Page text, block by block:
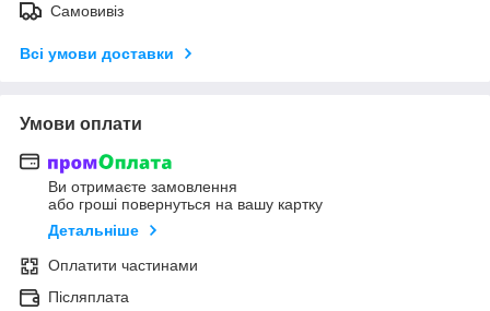
Самовивіз
Всі умови доставки
Умови оплати
Ви отримаєте замовлення
або гроші повернуться на вашу картку
Детальніше
Оплатити частинами
Післяплата